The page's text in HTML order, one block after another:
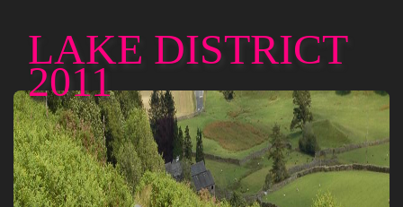
LAKE DISTRICT
2011